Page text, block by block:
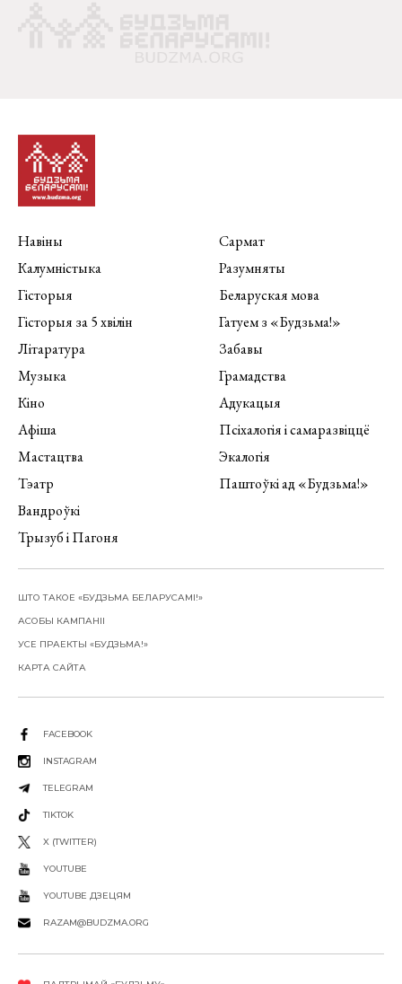
Навіны
Калумністыка
Гісторыя
Гісторыя за 5 хвілін
Літаратура
Музыка
Кіно
Афіша
Мастацтва
Тэатр
Вандроўкі
Трызуб і Пагоня
Сармат
Разумняты
Беларуская мова
Гатуем з «Будзьма!»
Забавы
Грамадства
Адукацыя
Псіхалогія і самаразвіццё
Экалогія
Паштоўкі ад «Будзьма!»
ШТО ТАКОЕ «БУДЗЬМА БЕЛАРУСАМІ!»
АСОБЫ КАМПАНІІ
УСЕ ПРАЕКТЫ «БУДЗЬМА!»
КАРТА САЙТА
FACEBOOK
INSTAGRAM
TELEGRAM
TIKTOK
X (TWITTER)
YOUTUBE
YOUTUBE ДЗЕЦЯМ
RAZAM@BUDZMA.ORG